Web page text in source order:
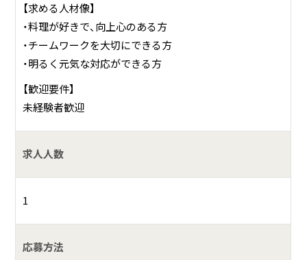
【求める人材像】
・料理が好きで、向上心のある方
・チームワークを大切にできる方
・明るく元気な対応ができる方
【歓迎要件】
未経験者歓迎
求人人数
1
応募方法